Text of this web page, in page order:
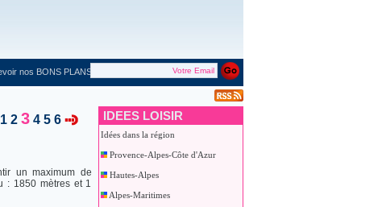
nos BONS PLANS
IDEES LOISIR
Idées dans la région
Provence-Alpes-Côte d'Azur
Hautes-Alpes
Alpes-Maritimes
1 2 3 4 5 6
un maximum de
: 1850 mètres et 1